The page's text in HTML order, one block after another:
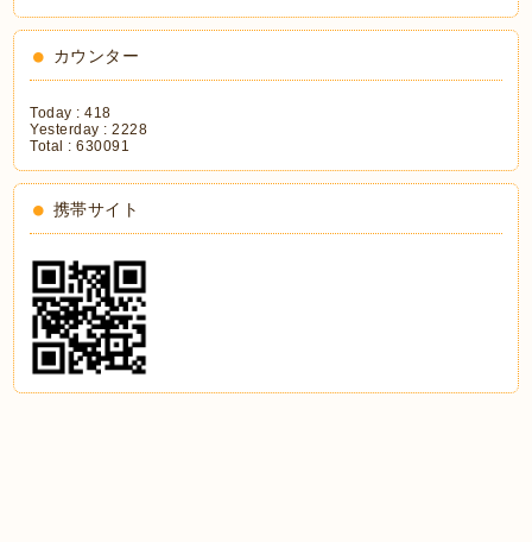
カウンター
Today :418
Yesterday :2228
Total :630091
携帯サイト